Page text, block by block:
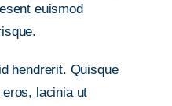
euismod
hendrerit. Quisque
lacinia ut